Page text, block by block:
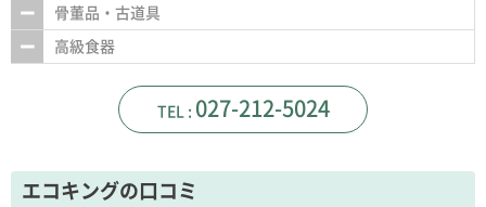
骨董品・古道具
高級食器
027-212-5024
エコキングの口コミ